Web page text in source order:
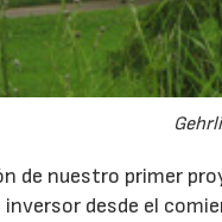
de nuestro primer
desde el